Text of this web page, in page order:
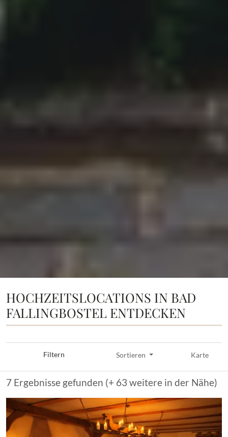
HOCHZEITSLOCATIONS IN BAD
FALLINGBOSTEL ENTDECKEN
Filtern Sortieren Karte
7 Ergebnisse gefunden (+ 63 weitere in der Nähe)